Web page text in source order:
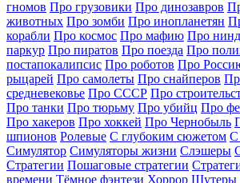
гномов Про грузовики Про динозавров
животных Про зомби Про инопланетян
корабли Про космос Про мафию Про
паркур Про пиратов Про поезда Про
постапокалипсис Про роботов Про
рыцарей Про самолеты Про снайперов
средневековье Про СССР Про
Про танки Про тюрьму Про убийц Про
Про хакеров Про хоккей Про Чернобыль
шпионов Ролевые С глубоким сюжетом С
Симулятор Симуляторы жизни Слэшеры
Стратегии Пошаговые стратегии
времени Тёмное фэнтези Хоррор Шутеры